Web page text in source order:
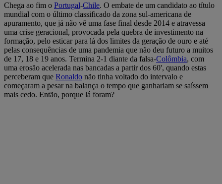
Chega ao fim o Portugal-Chile. O embate de um candidato ao título
mundial com o último classificado da zona sul-americana de
apuramento, que já não vê uma fase final desde 2014 e atravessa
uma crise geracional, provocada pela quebra de investimento na
formação, pelo esticar para lá dos limites da geração de ouro e até
pelas consequências de uma pandemia que não deu futuro a muitos
de 17, 18 e 19 anos. Termina 2-1 diante da falsa-Colômbia, com
uma erosão acelerada nas bancadas a partir dos 60', quando estas
perceberam que Ronaldo não tinha voltado do intervalo e
começaram a pesar na balança o tempo que ganhariam se saíssem
mais cedo. Então, porque lá foram?